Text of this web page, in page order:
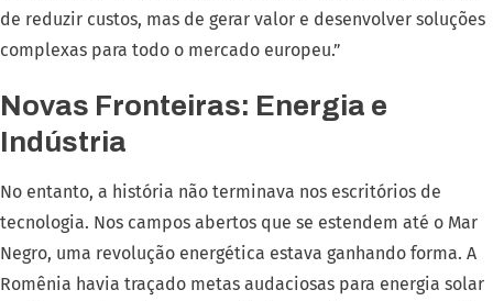
de reduzir custos, mas de gerar valor e desenvolver soluções
complexas para todo o mercado europeu.”
Novas Fronteiras: Energia e
Indústria
No entanto, a história não terminava nos escritórios de
tecnologia. Nos campos abertos que se estendem até o Mar
Negro, uma revolução energética estava ganhando forma. A
Romênia havia traçado metas audaciosas para energia solar